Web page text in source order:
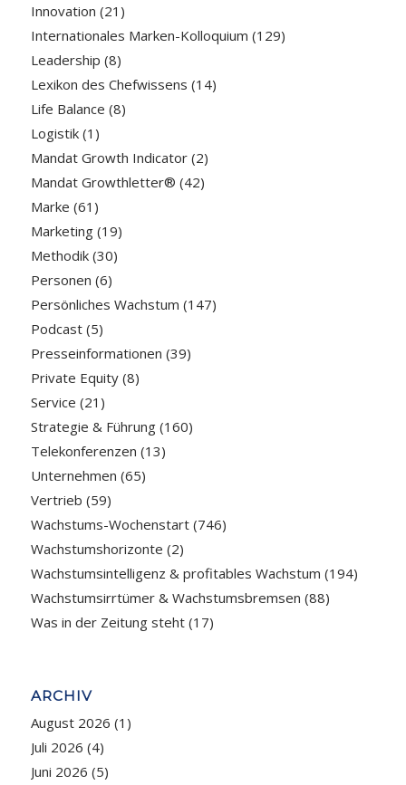
Innovation (21)
Internationales Marken-Kolloquium (129)
Leadership (8)
Lexikon des Chefwissens (14)
Life Balance (8)
Logistik(1)
Mandat Growth Indicator(2)
Mandat Growthletter® (42)
Marke (61)
Marketing(19)
Methodik(30)
Personen (6)
Persönliches Wachstum (147)
Podcast(5)
Presseinformationen (39)
Private Equity(8)
Service (21)
Strategie & Führung(160)
Telekonferenzen (13)
Unternehmen (65)
Vertrieb (59)
Wachstums-Wochenstart(746)
Wachstumshorizonte (2)
Wachstumsintelligenz & profitables Wachstum (194)
Wachstumsirrtümer & Wachstumsbremsen (88)
Was in der Zeitung steht(17)
ARCHIV
August 2026 (1)
Juli 2026 (4)
Juni 2026 (5)